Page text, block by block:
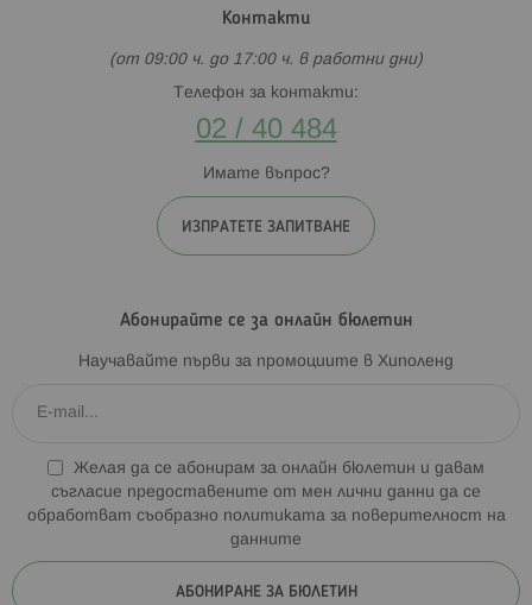
Контакти
(от 09:00 ч. до 17:00 ч. в работни дни)
Телефон за контакти:
02 / 40 484
Имате въпрос?
ИЗПРАТЕТЕ ЗАПИТВАНЕ
Абонирайте се за онлайн бюлетин
Научавайте първи за промоциите в Хиполенд
Желая да се абонирам за онлайн бюлетин и давам
съгласие предоставените от мен лични данни да се
обработват съобразно политиката за поверителност на
данните
АБОНИРАНЕ ЗА БЮЛЕТИН